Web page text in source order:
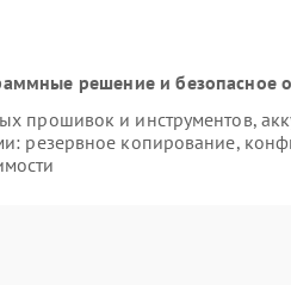
решение и безопасное
прошивок и инструментов,
резервное копирование,